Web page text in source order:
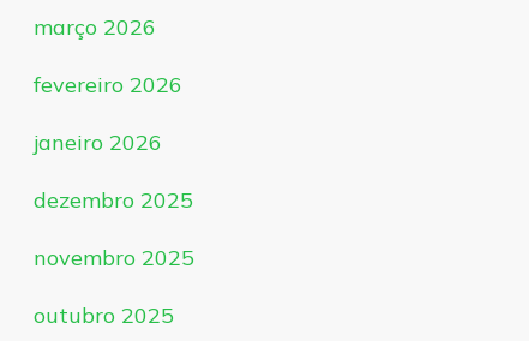
março 2026
fevereiro 2026
janeiro 2026
dezembro 2025
novembro 2025
outubro 2025